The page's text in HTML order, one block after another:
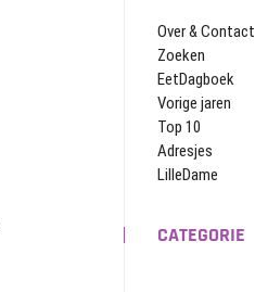
Over & Contact
Zoeken
EetDagboek
Vorige jaren
Top 10
Adresjes
LilleDame
CATEGORIE